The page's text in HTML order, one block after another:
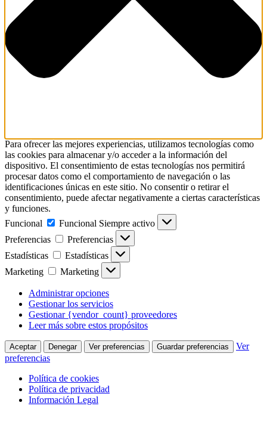
Para ofrecer las mejores experiencias, utilizamos tecnologías como
las cookies para almacenar y/o acceder a la información del
dispositivo. El consentimiento de estas tecnologías nos permitirá
procesar datos como el comportamiento de navegación o las
identificaciones únicas en este sitio. No consentir o retirar el
consentimiento, puede afectar negativamente a ciertas características
y funciones.
Funcional
Funcional Siempre activo
Preferencias
Preferencias
Estadísticas
Estadísticas
Marketing
Marketing
Administrar opciones
Gestionar los servicios
Gestionar {vendor_count} proveedores
Leer más sobre estos propósitos
Aceptar Denegar Ver preferencias Guardar preferencias
Ver
preferencias
Política de cookies
Política de privacidad
Información Legal